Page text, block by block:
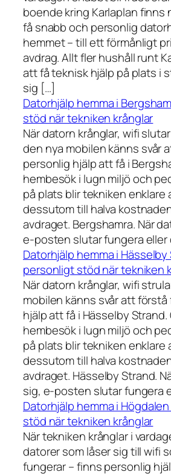
boende kring Karlaplan
få snabb och personlig
hemmet – till ett förmånligt
avdrag. Allt fler hushåll runt
att få teknisk hjälp på plats i
sig […]
Datorhjälp hemma i
stöd när tekniken krånglar
När datorn krånglar, wifi
den nya mobilen känns svår
personlig hjälp att få i
hembesök i lugn miljö och
på plats blir tekniken enklare
dessutom till halva
avdraget. Bergshamra. När
e-posten slutar fungera eller
Datorhjälp hemma i Hässelby
personligt stöd när tekniken
När datorn krånglar, wifi
mobilen känns svår att
hjälp att få i Hässelby Strand.
hembesök i lugn miljö och
på plats blir tekniken enklare
dessutom till halva
avdraget. Hässelby Strand.
sig, e-posten slutar fungera
Datorhjälp hemma i
stöd när tekniken krånglar
När tekniken krånglar i
datorer som låser sig till wifi
fungerar – finns personlig